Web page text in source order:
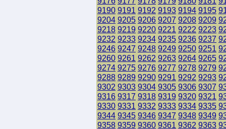
9190 9191 9192 9193 9194 9195
9204 9205 9206 9207 9208 9209
9218 9219 9220 9221 9222 9223
9232 9233 9234 9235 9236 9237
9246 9247 9248 9249 9250 9251
9260 9261 9262 9263 9264 9265
9274 9275 9276 9277 9278 9279
9288 9289 9290 9291 9292 9293
9302 9303 9304 9305 9306 9307
9316 9317 9318 9319 9320 9321
9330 9331 9332 9333 9334 9335
9344 9345 9346 9347 9348 9349
9358 9359 9360 9361 9362 9363